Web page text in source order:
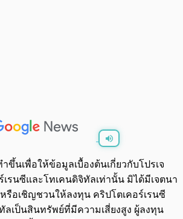
0:00/0:00
ขึ้นเพื่อให้ข้อมูลเบื้องต้นเกี่ยวกับโปรเจ
เรนซีและโทเคนดิจิทัลเท่านั้น มิได้มีเจตนา
รือเชิญชวนให้ลงทุน คริปโตเคอร์เรนซี
ลเป็นสินทรัพย์ที่มีความเสี่ยงสูง ผู้ลงทุน